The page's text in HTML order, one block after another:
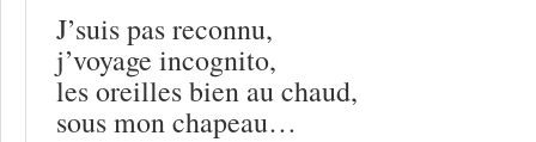
J’suis pas reconnu,
j’voyage incognito,
les oreilles bien au chaud,
sous mon chapeau…